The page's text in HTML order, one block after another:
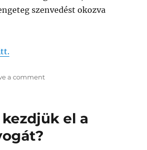
szenvedést okozva
a commenton
Isten? el a